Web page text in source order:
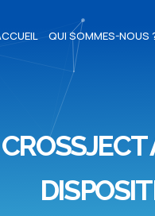
QUI SOMMES-NOUS